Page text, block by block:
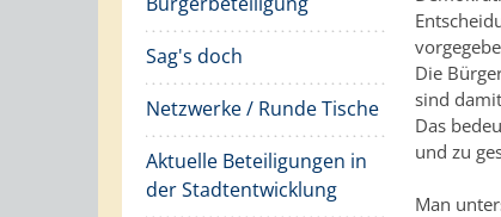
Sag's doch
Netzwerke / Runde Tische
Aktuelle Beteiligungen in
der Stadtentwicklung
Die
sind
Das
und zu
Man